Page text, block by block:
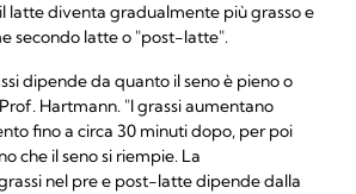
latte diventa gradualmente più grasso e
secondo latte o "post-latte".
dipende da quanto il seno è pieno o
Hartmann. "I grassi aumentano
fino a circa 30 minuti dopo, per poi
che il seno si riempie. La
nel pre e post-latte dipende dalla